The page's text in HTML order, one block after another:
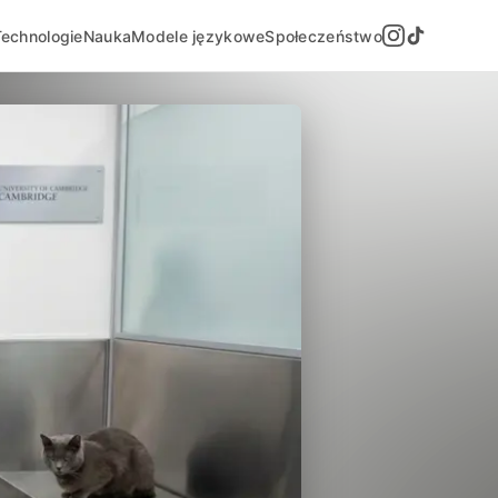
NaukaModele językoweSpołeczeństwo